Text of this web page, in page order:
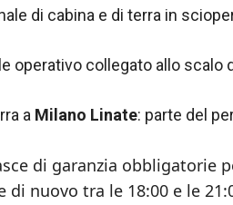
di cabina e di terra in
operativo collegato allo scalo
a Milano Linate: parte del
di garanzia obbligatorie
di nuovo tra le 18:00 e le